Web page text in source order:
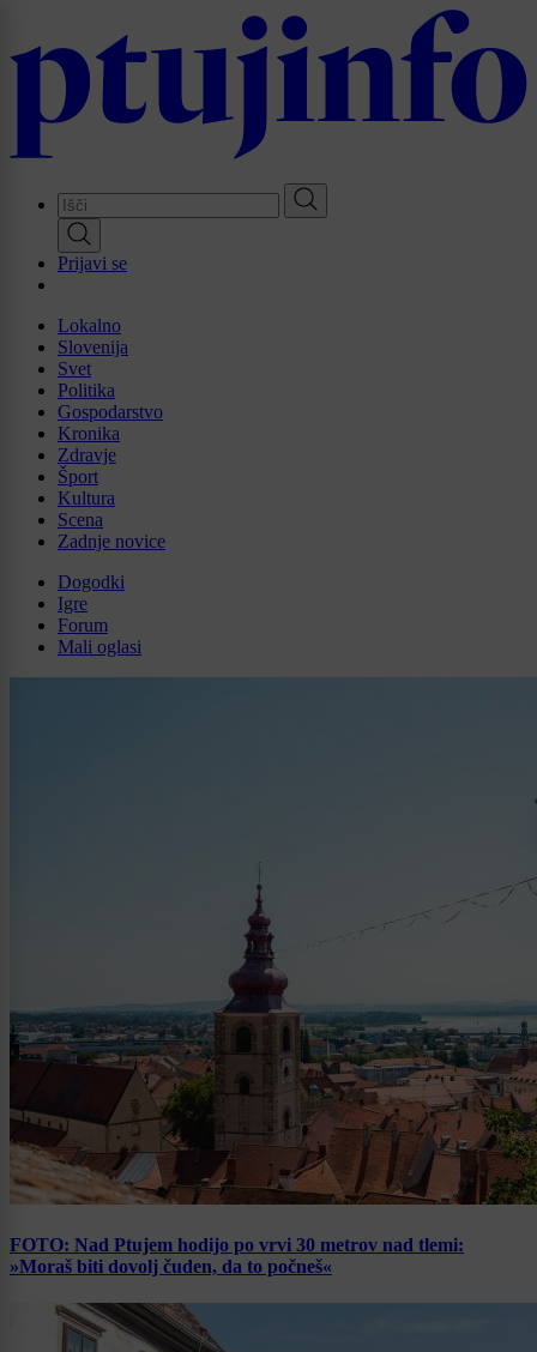
main
Prijavi se
Lokalno
Slovenija
Svet
Politika
Gospodarstvo
Kronika
Zdravje
Šport
Kultura
Scena
Zadnje novice
Dogodki
Igre
Forum
Mali oglasi
FOTO: Nad Ptujem hodijo po vrvi 30 metrov nad tlemi:
»Moraš biti dovolj čuden, da to počneš«